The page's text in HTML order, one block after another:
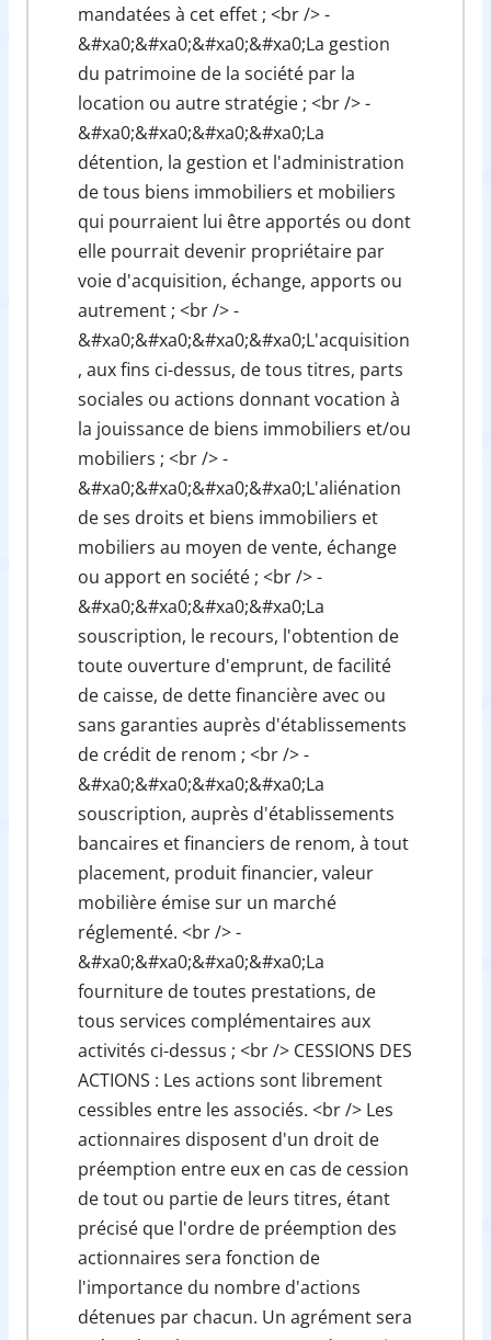
mandatées à cet effet ; <br /> -
&#xa0;&#xa0;&#xa0;&#xa0;La gestion
du patrimoine de la société par la
location ou autre stratégie ; <br /> -
&#xa0;&#xa0;&#xa0;&#xa0;La
détention, la gestion et l'administration
de tous biens immobiliers et mobiliers
qui pourraient lui être apportés ou dont
elle pourrait devenir propriétaire par
voie d'acquisition, échange, apports ou
autrement ; <br /> -
&#xa0;&#xa0;&#xa0;&#xa0;L'acquisition
, aux fins ci-dessus, de tous titres, parts
sociales ou actions donnant vocation à
la jouissance de biens immobiliers et/ou
mobiliers ; <br /> -
&#xa0;&#xa0;&#xa0;&#xa0;L'aliénation
de ses droits et biens immobiliers et
mobiliers au moyen de vente, échange
ou apport en société ; <br /> -
&#xa0;&#xa0;&#xa0;&#xa0;La
souscription, le recours, l'obtention de
toute ouverture d'emprunt, de facilité
de caisse, de dette financière avec ou
sans garanties auprès d'établissements
de crédit de renom ; <br /> -
&#xa0;&#xa0;&#xa0;&#xa0;La
souscription, auprès d'établissements
bancaires et financiers de renom, à tout
placement, produit financier, valeur
mobilière émise sur un marché
réglementé. <br /> -
&#xa0;&#xa0;&#xa0;&#xa0;La
fourniture de toutes prestations, de
tous services complémentaires aux
activités ci-dessus ; <br /> CESSIONS DES
ACTIONS : Les actions sont librement
cessibles entre les associés. <br /> Les
actionnaires disposent d'un droit de
préemption entre eux en cas de cession
de tout ou partie de leurs titres, étant
précisé que l'ordre de préemption des
actionnaires sera fonction de
l'importance du nombre d'actions
détenues par chacun. Un agrément sera